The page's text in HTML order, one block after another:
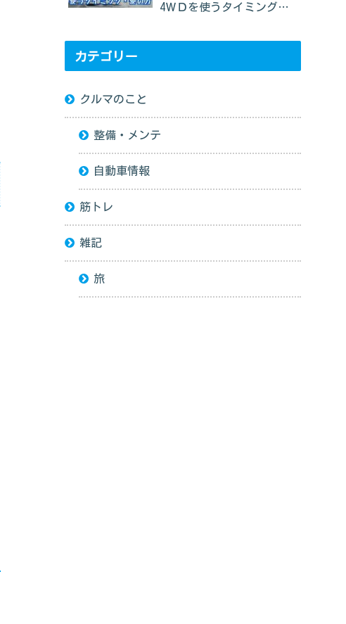
4ＷＤを使うタイミング・
カテゴリー
クルマのこと
整備・メンテ
自動車情報
筋トレ
雑記
旅